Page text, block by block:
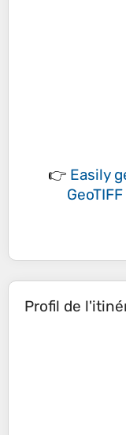
👉 Easily
Profil de